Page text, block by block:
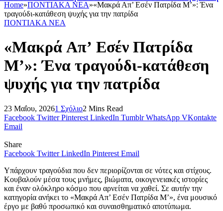
Home»ΠΟΝΤΙΑΚΑ ΝΕΑ»«Μακρά Απ’ Εσέν Πατρίδα Μ’»: Ένα
τραγούδι-κατάθεση ψυχής για την πατρίδα
ΠΟΝΤΙΑΚΑ ΝΕΑ
«Μακρά Απ’ Εσέν Πατρίδα
Μ’»: Ένα τραγούδι-κατάθεση
ψυχής για την πατρίδα
23 Μαΐου, 20261 Σχόλιο2 Mins Read
Facebook Twitter Pinterest LinkedIn Tumblr WhatsApp VKontakte
Email
Share
Facebook Twitter LinkedIn Pinterest Email
Υπάρχουν τραγούδια που δεν περιορίζονται σε νότες και στίχους.
Κουβαλούν μέσα τους μνήμες, βιώματα, οικογενειακές ιστορίες
και έναν ολόκληρο κόσμο που αρνείται να χαθεί. Σε αυτήν την
κατηγορία ανήκει το «Μακρά Απ’ Εσέν Πατρίδα Μ’», ένα μουσικό
έργο με βαθύ προσωπικό και συναισθηματικό αποτύπωμα.